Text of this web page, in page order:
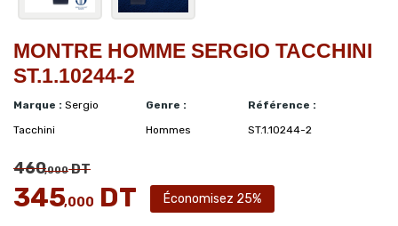
MONTRE HOMME SERGIO TACCHINI
ST.1.10244-2
Marque : Sergio
Tacchini
Genre :
Hommes
Référence :
ST.1.10244-2
460,000DT
345,000 DT Économisez 25%